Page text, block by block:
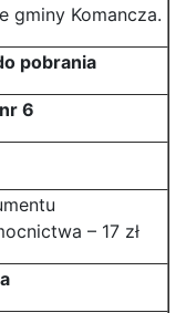
gminy Komancza.
pobrania
6
– 17 zł